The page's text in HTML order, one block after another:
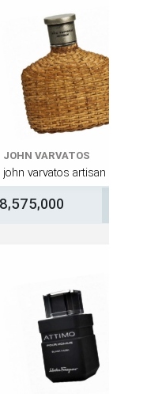
JOHN VARVATOS
john varvatos artisan
8,575,000